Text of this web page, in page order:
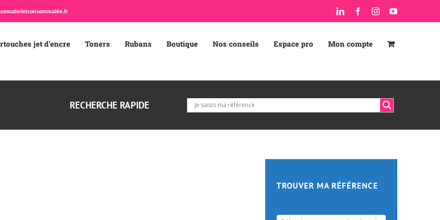
LinkedInFacebookInstagramYouTube
jet d’encre Toners Rubans Boutique Nos conseils Espace pro Mon compte
RECHERCHE RAPIDE
TROUVER MA RÉFÉRENCE